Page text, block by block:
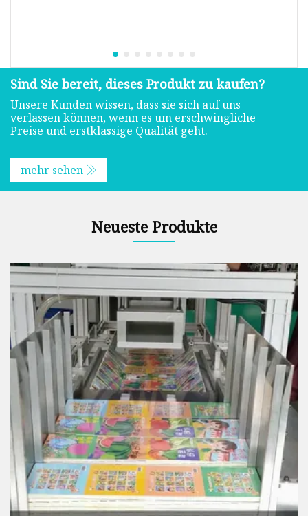
Sind Sie bereit, dieses Produkt zu kaufen?
Unsere Kunden wissen, dass sie sich auf uns
verlassen können, wenn es um erschwingliche
Preise und erstklassige Qualität geht.
mehr sehen
Neueste Produkte